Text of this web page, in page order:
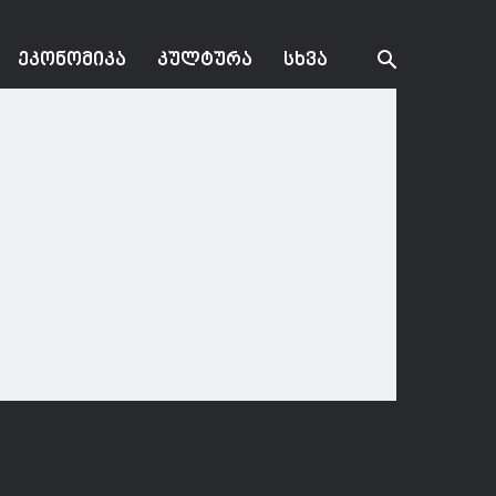
ᲔᲙᲝᲜᲝᲛᲘᲙᲐ ᲙᲣᲚᲢᲣᲠᲐ ᲡᲮᲕᲐ